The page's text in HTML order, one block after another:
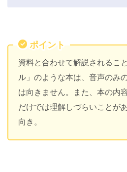
ポイント
資料と合わせて解説されるこ
ル」のような本は、音声のみ
は向きません。また、本の内
だけでは理解しづらいことが
向き。